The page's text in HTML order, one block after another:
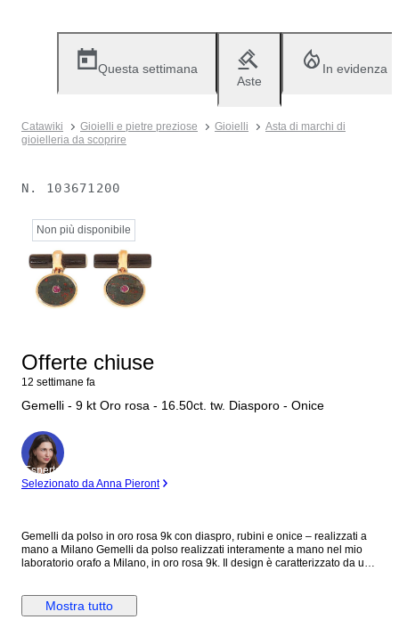
Questa settimana
Aste
In evidenza
Catawiki Gioielli e pietre preziose Gioielli
Asta di marchi di
gioielleria da scoprire
N. 103671200
Non più disponibile
Offerte chiuse
12 settimane fa
Gemelli - 9 kt Oro rosa - 16.50ct. tw. Diasporo - Onice
Esperto
Selezionato da Anna Pieront
Gemelli da polso in oro rosa 9k con diaspro, rubini e onice – realizzati a
mano a Milano Gemelli da polso realizzati interamente a mano nel mio
laboratorio orafo a Milano, in oro rosa 9k. Il design è caratterizzato da un
uniche. Al centro, due rubini naturali taglio brillante aggiungono un punto
luce raffinato, mentre sull’estremità opposta due barrette in onice,
Mostra tutto